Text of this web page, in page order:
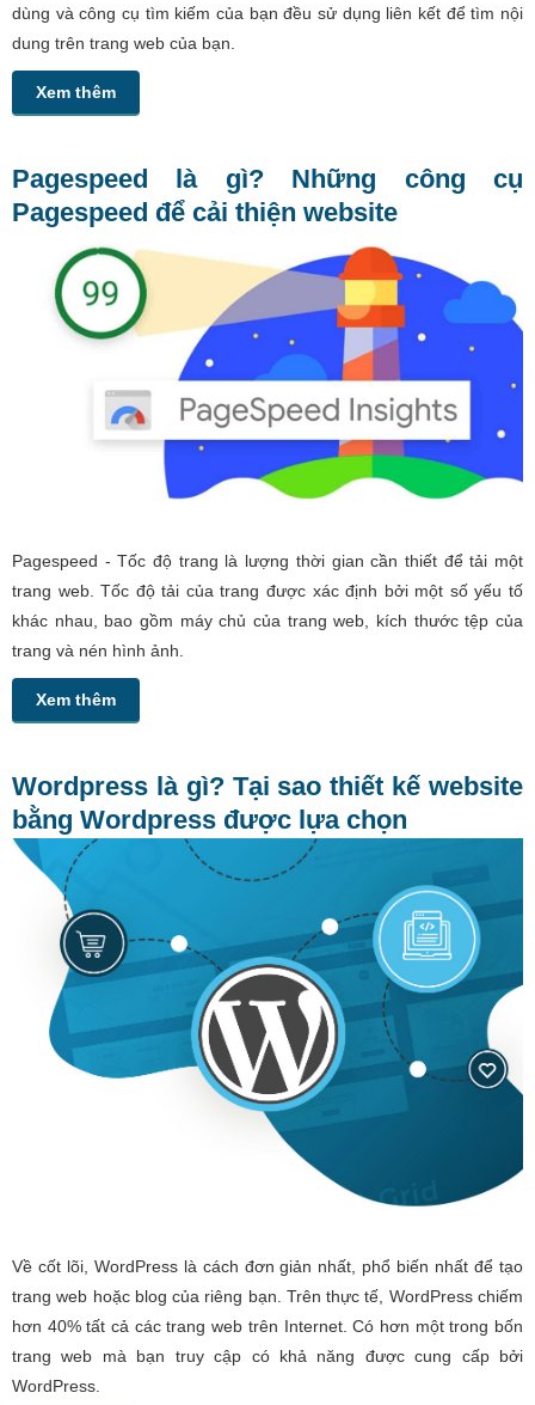
dùng và công cụ tìm kiếm của bạn đều sử dụng liên kết để tìm nội
dung trên trang web của bạn.
Xem thêm
Pagespeed là gì? Những công cụ
Pagespeed để cải thiện website
Pagespeed - Tốc độ trang là lượng thời gian cần thiết để tải một
trang web. Tốc độ tải của trang được xác định bởi một số yếu tố
khác nhau, bao gồm máy chủ của trang web, kích thước tệp của
trang và nén hình ảnh.
Xem thêm
Wordpress là gì? Tại sao thiết kế website
bằng Wordpress được lựa chọn
Về cốt lõi, WordPress là cách đơn giản nhất, phổ biến nhất để tạo
trang web hoặc blog của riêng bạn. Trên thực tế, WordPress chiếm
hơn 40% tất cả các trang web trên Internet. Có hơn một trong bốn
trang web mà bạn truy cập có khả năng được cung cấp bởi
WordPress.